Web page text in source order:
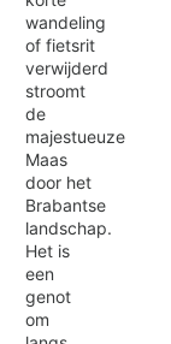
wandeling
of fietsrit
verwijderd
stroomt
de
majestueuze
Maas
door het
Brabantse
landschap.
Het is
een
genot
om